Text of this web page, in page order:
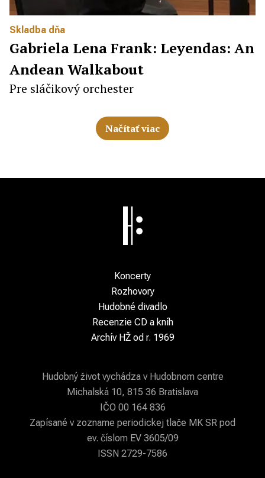
Skladba dňa
Gabriela Lena Frank: Leyendas: An
Andean Walkabout
Pre sláčikový orchester
Načítať viac
Koncerty
Rozhovory
Hudobné divadlo
Recenzie CD a kníh
Archív HŽ od r. 1969
Hudobný život vychádza v Hudobnom centre
Michalská 10, 815 36 Bratislava
IČO 00 164 836
Zapísané v zozname periodickej tlače MK SR pod
ev. číslom EV 3605/09
ISSN 2729-7586